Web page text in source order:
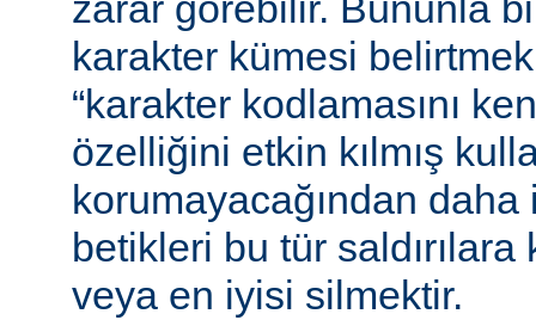
karakter kümesi
“karakter kodlamasını
özelliğini etkin kılmış
korumayacağından
betikleri bu tür saldırılara
veya en iyisi silmektir.